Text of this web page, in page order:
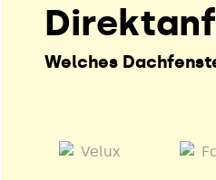
Welches